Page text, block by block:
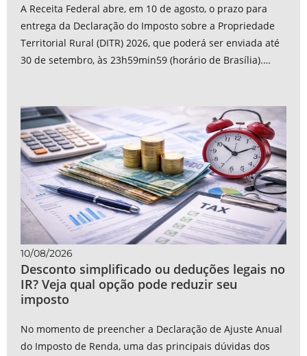
A Receita Federal abre, em 10 de agosto, o prazo para
entrega da Declaração do Imposto sobre a Propriedade
Territorial Rural (DITR) 2026, que poderá ser enviada até
30 de setembro, às 23h59min59 (horário de Brasília).
10/08/2026
Desconto simplificado ou deduções legais no
IR? Veja qual opção pode reduzir seu
imposto
No momento de preencher a Declaração de Ajuste Anual
do Imposto de Renda, uma das principais dúvidas dos